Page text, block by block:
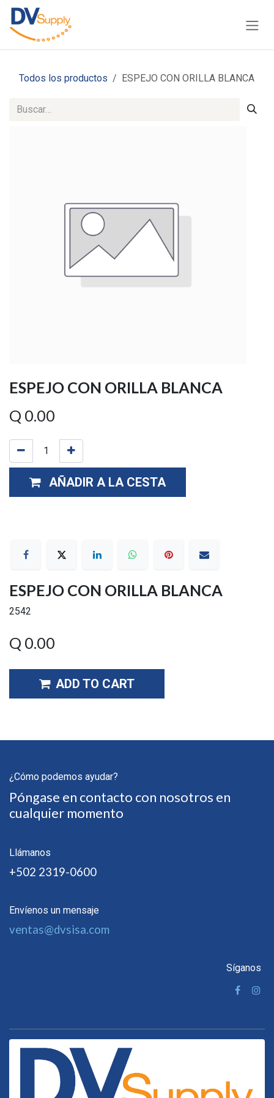
Ir al contenido
Todos los productos ESPEJO CON ORILLA BLANCA
ESPEJO CON ORILLA BLANCA
Q 0.00
AÑADIR A LA CESTA
ESPEJO CON ORILLA BLANCA
2542
Q 0.00
ADD TO CART
¿Cómo podemos ayudar?
Póngase en contacto con nosotros en
cualquier momento
Llámanos
+502 2319-0600
Envíenos un mensaje
ventas@dvsisa.com
Síganos